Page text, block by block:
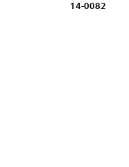
14-0082